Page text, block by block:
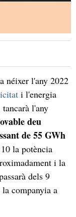
néixer l'any 2022
i l'energia
l'any
deu
de 55 GWh
la potència
i la
dels 9
companyia a